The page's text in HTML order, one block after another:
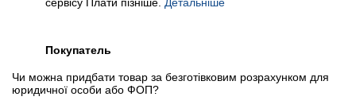
Покупатель
Чи можна придбати товар за безготівковим розрахунком для
юридичної особи або ФОП?